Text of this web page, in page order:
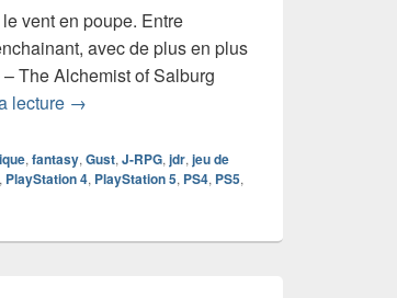
vent en poupe. Entre
avec de plus en plus
The Alchemist of Salburg
lecture Chronique jeu vidéo Atelier Marie
→
, fantasy, Gust, J-RPG, jdr, jeu de
, PlayStation 4, PlayStation 5, PS4, PS5,